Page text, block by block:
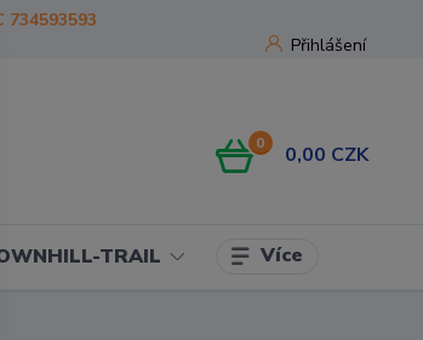
Přihlášení
734593593
0 0,00 CZK
TRAIL Více